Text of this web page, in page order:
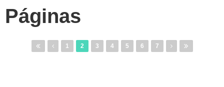
Páginas
1 2 3 4 5 6 7